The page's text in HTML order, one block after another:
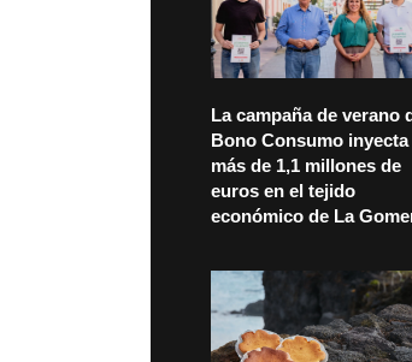
La campaña de verano
Bono Consumo inyecta
más de 1,1 millones de
euros en el tejido
económico de La